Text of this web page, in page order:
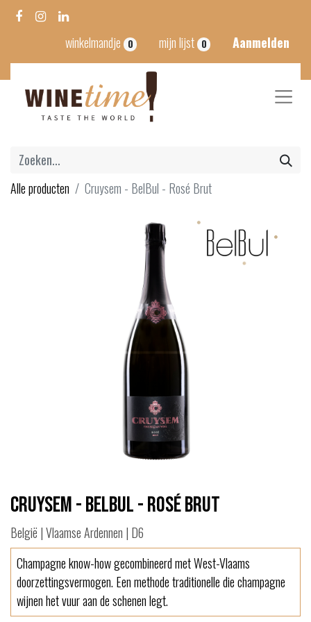
winkelmandje 0 mijn lijst 0 Aanmelden
Alle producten Cruysem - BelBul - Rosé Brut
Cruysem - BelBul - Rosé Brut
België | Vlaamse Ardennen | D6
Champagne know-how gecombineerd met West-Vlaams
doorzettingsvermogen. Een methode traditionelle die champagne
wijnen het vuur aan de schenen legt.